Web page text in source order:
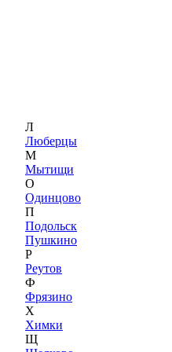
Л
Люберцы
М
Мытищи
О
Одинцово
П
Подольск
Пушкино
Р
Реутов
Ф
Фрязино
Х
Химки
Щ